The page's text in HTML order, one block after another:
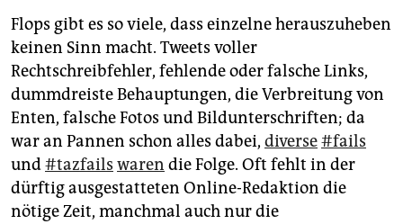
Flops gibt es so viele, dass einzelne herauszuheben
keinen Sinn macht. Tweets voller
Rechtschreibfehler, fehlende oder falsche Links,
dummdreiste Behauptungen, die Verbreitung von
Enten, falsche Fotos und Bildunterschriften; da
war an Pannen schon alles dabei, diverse#fails
und#tazfails waren die Folge. Oft fehlt in der
dürftig ausgestatteten Online-Redaktion die
nötige Zeit, manchmal auch nur die